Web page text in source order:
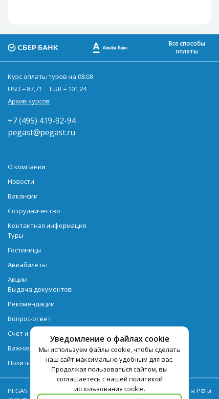
Уведомление о файлах cookie
Мы используем файлы cookie, чтобы сделать
наш сайт максимально удобным для вас.
Продолжая пользоваться сайтом, вы
соглашаетесь с нашей политикой
использования cookie.
Все способы
оплаты
Курс оплаты туров на 08.08
USD = 87,71
EUR = 101,24
Архив курсов
+7 (495) 419-92-94
pegast@pegast.ru
О компании
Новости
Вакансии
Сотрудничество
Контактная информация
Туры
Гостиницы
Авиабилеты
Акции
Выдача документов
Рекомендации
Вопрос-ответ
Счет и оплата
Важная информация по турпродукту
Политика обработки персональных данных
PEGAS Touristik — ведущий оператор туристических услуг в РФ и